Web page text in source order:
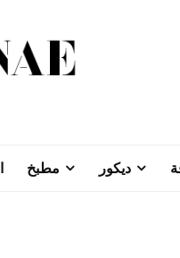
ديكور مطبخ